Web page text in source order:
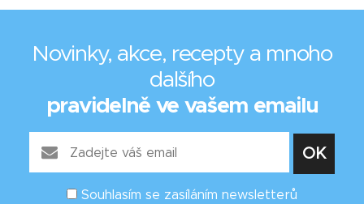
Novinky, akce, recepty a mnoho
dalšího
pravidelně ve vašem emailu
Souhlasím se zasíláním newsletterů